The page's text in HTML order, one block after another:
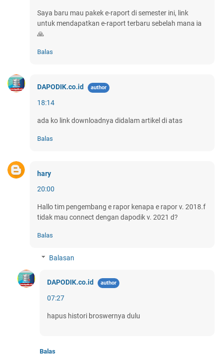
Saya baru mau pakek e-raport di semester ini, link
untuk mendapatkan e-raport terbaru sebelah mana ia
🙏
Balas
DAPODIK.co.id
18:14
ada ko link downloadnya didalam artikel di atas
Balas
hary
20:00
Hallo tim pengembang e rapor kenapa e rapor v. 2018.f
tidak mau connect dengan dapodik v. 2021 d?
Balas
Balasan
DAPODIK.co.id
07:27
hapus histori broswernya dulu
Balas